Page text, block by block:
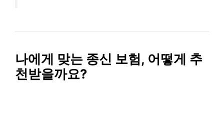
나에게 맞는 종신 보험, 어떻게 추
천받을까요?